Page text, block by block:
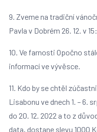
9. Zveme na tradiční
Pavla v Dobrém 26. 12. v
10. Ve farnosti Opočno
informací ve vývěsce.
11. Kdo by se chtěl
Lisabonu ve dnech 1. – 6.
do 20. 12. 2022 a to z
data, dostane slevu 1000